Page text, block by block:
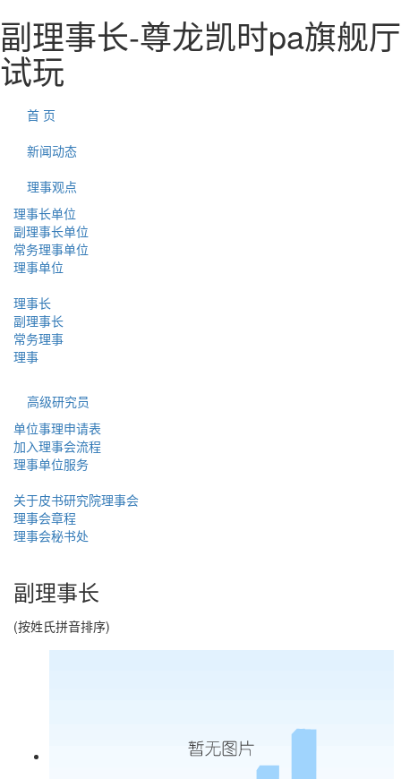
副理事长-尊龙凯时pa旗舰厅
试玩
首 页
新闻动态
理事观点
理事长单位
副理事长单位
常务理事单位
理事单位
理事长
副理事长
常务理事
理事
高级研究员
单位事理申请表
加入理事会流程
理事单位服务
关于皮书研究院理事会
理事会章程
理事会秘书处
副理事长
(按姓氏拼音排序)